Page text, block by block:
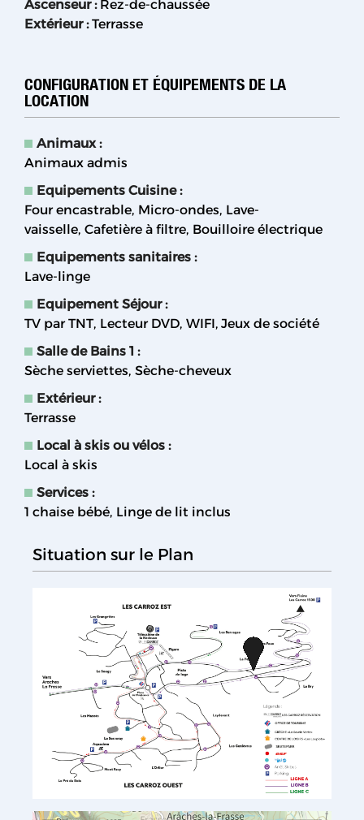
Ascenseur: Rez-de-chaussée
Extérieur: Terrasse
CONFIGURATION ET ÉQUIPEMENTS DE LA
LOCATION
Animaux:
Animaux admis
Equipements Cuisine:
Four encastrable Micro-ondes Lave-
vaisselle Cafetière à filtre Bouilloire électrique
Equipements sanitaires :
Lave-linge
Equipement Séjour:
TV par TNT Lecteur DVD WIFI Jeux de société
Salle de Bains 1 :
Sèche serviettes Sèche-cheveux
Extérieur:
Terrasse
Local à skis ou vélos :
Local à skis
Services :
1 chaise bébé Linge de lit inclus
Situation sur le Plan